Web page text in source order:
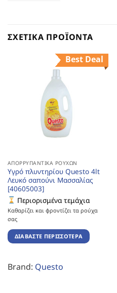
ΣΧΕΤΙΚΆ ΠΡΟΪΌΝΤΑ
Best Deal
ΑΠΟΡΡΥΠΑΝΤΙΚΆ ΡΟΎΧΩΝ
Υγρό πλυντηρίου Questo 4lt
Λευκό σαπούνι Μασσαλίας
[40605003]
Περιορισμένα τεμάχια
Καθαρίζει και φροντίζει τα ρούχα
σας
ΔΙΑΒΆΣΤΕ ΠΕΡΙΣΣΌΤΕΡΑ
Brand: Questo